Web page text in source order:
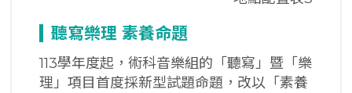
聽寫樂理 素養命題
113學年度起，術科音樂組的「聽寫」暨「樂
理」項目首度採新型試題命題，改以「素養